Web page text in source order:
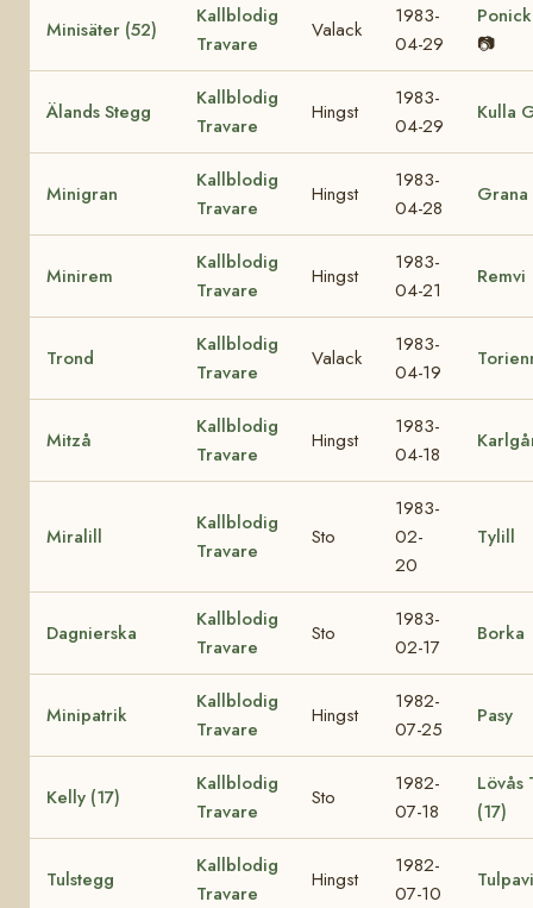
Minisäter (52)
Kallblodig
Travare
Valack
1983-
04-29
📷
Älands Stegg
Kallblodig
Travare
Hingst
1983-
04-29
Kulla
Minigran
Kallblodig
Travare
Hingst
1983-
04-28
Grana
Minirem
Kallblodig
Travare
Hingst
1983-
04-21
Remvi
Trond
Kallblodig
Travare
Valack
1983-
04-19
Mitzå
Kallblodig
Travare
Hingst
1983-
04-18
Miralill
Kallblodig
Travare
Sto
1983-
02-
20
Tylill
Dagnierska
Kallblodig
Travare
Sto
1983-
02-17
Borka
Minipatrik
Kallblodig
Travare
Hingst
1982-
07-25
Pasy
Kelly (17)
Kallblodig
Travare
Sto
1982-
07-18
Lövås
(17)
Tulstegg
Kallblodig
Travare
Hingst
1982-
07-10